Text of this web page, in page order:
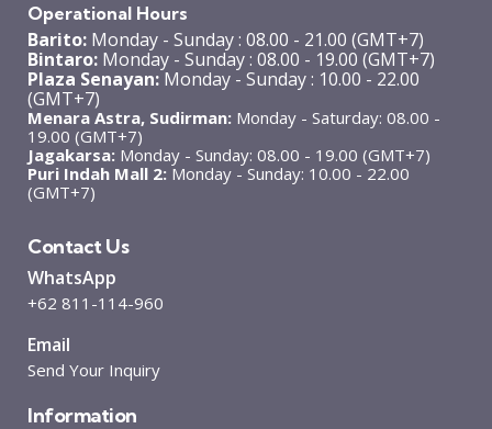
Operational Hours
Barito: Monday - Sunday : 08.00 - 21.00 (GMT+7)
Bintaro: Monday - Sunday : 08.00 - 19.00 (GMT+7)
Plaza Senayan:Monday - Sunday : 10.00 - 22.00
(GMT+7)
Menara Astra, Sudirman: Monday - Saturday: 08.00 -
19.00 (GMT+7)
Jagakarsa: Monday - Sunday: 08.00 - 19.00 (GMT+7)
Puri Indah Mall 2: Monday - Sunday: 10.00 - 22.00
(GMT+7)
Contact Us
WhatsApp
+62 811-114-960
Email
Send Your Inquiry
Information